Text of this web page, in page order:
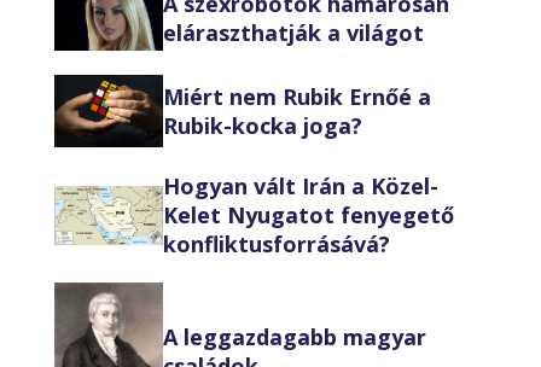
eláraszthatják a világot
Miért nem Rubik Ernőé a
Rubik-kocka joga?
Hogyan vált Irán a Közel-
Kelet Nyugatot fenyegető
konfliktusforrásává?
A leggazdagabb magyar